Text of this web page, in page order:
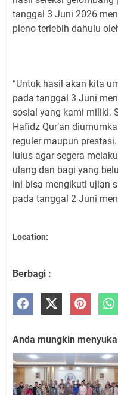
tanggal 3 Juni 2026
pleno terlebih dahulu
“Untuk hasil akan kita
pada tanggal 3 Juni
sosial yang kami miliki.
Hafidz Qur’an
reguler maupun
lulus agar segera
ulang dan bagi yang
ini bisa mengikuti ujian
pada tanggal 2 Juni
Location:
Berbagi :
Anda mungkin